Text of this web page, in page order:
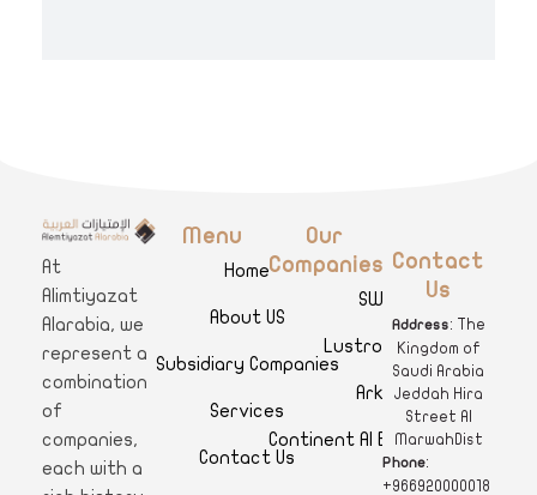
A
limtiyazat Alarabia
At
Alimtiyazat
Alarabia, we
represent a
combination
of
companies,
each with a
Menu
Home
About US
Subsidiary Companies
Services
Contact Us
Our
Companies
SWAR
Lustro Clinics
Arkan
Continent Al Ertiqaa Hotel
Contact
Us
Address: The
Kingdom of
Saudi Arabia
Jeddah Hira
Street Al
MarwahDist
Phone:
+966920000018